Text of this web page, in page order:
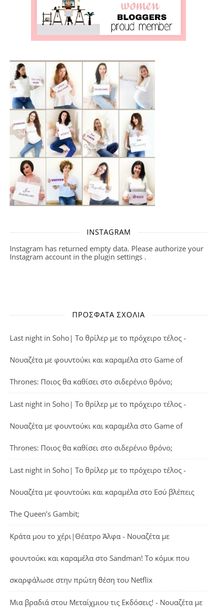
INSTAGRAM
Instagram has returned empty data. Please authorize your
Instagram account in the plugin settings .
ΠΡΌΣΦΑΤΑ ΣΧΌΛΙΑ
Last night in Soho| Το θρίλερ με το πρόχειρο τέλος -
Νουαζέτα με φουντούκι και καραμέλα στο Game of
Thrones: Ποιος θα καθίσει στο σιδερένιο θρόνο;
Last night in Soho| Το θρίλερ με το πρόχειρο τέλος -
Νουαζέτα με φουντούκι και καραμέλα στο Game of
Thrones: Ποιος θα καθίσει στο σιδερένιο θρόνο;
Last night in Soho| Το θρίλερ με το πρόχειρο τέλος -
Νουαζέτα με φουντούκι και καραμέλα στο Εσύ βλέπεις
The Queen’s Gambit;
Κράτα μου το χέρι|Θέατρο Άλφα - Νουαζέτα με
φουντούκι και καραμέλα στο Sandman! Το κόμικ που
σκαρφάλωσε στην πρώτη θέση του Netflix
Μια βραδιά στου Μεταίχμιου τις Εκδόσεις! - Νουαζέτα με